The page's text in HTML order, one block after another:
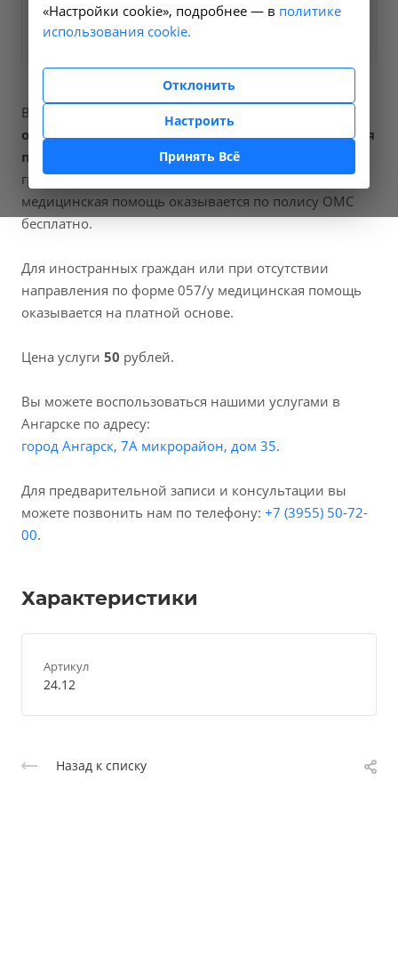
Заказать услугу
В наших клиниках мы проводим
официального бланка медицинского заключения
по форме 003-в/у
, код услуги (НМУ)
граждан России, у которых есть направление,
медицинская помощь оказывается по полису ОМС
бесплатно.
Для иностранных граждан или при отсутствии
направления по форме 057/у медицинская помощь
оказывается на платной основе.
Цена услуги 50 рублей.
Вы можете воспользоваться нашими услугами в
Ангарске по адресу:
город Ангарск, 7А микрорайон, дом 35.
Для предварительной записи и консультации вы
можете позвонить нам по телефону: +7 (3955) 50-72-
00.
Характеристики
Артикул
24.12
Назад к списку
«Настройки cookie», подробнее — в политике
использования cookie.
Отклонить
Настроить
Принять Всё